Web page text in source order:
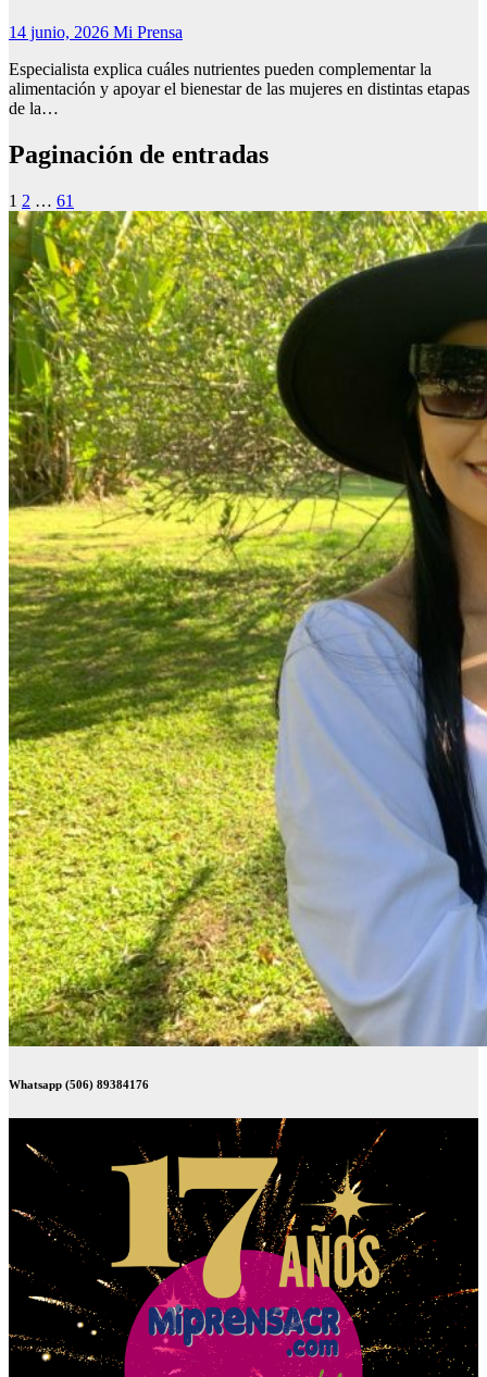
14 junio, 2026 Mi Prensa
Especialista explica cuáles nutrientes pueden complementar la
alimentación y apoyar el bienestar de las mujeres en distintas etapas
de la…
Paginación de entradas
1 2 … 61
Whatsapp (506) 89384176